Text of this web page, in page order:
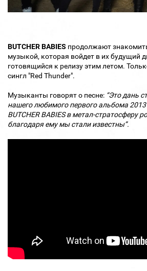
BUTCHER BABIES продолжают
музыкой, которая войдет в их будущий
готовящийся к релизу этим летом.
сингл "Red Thunder".
Музыканты говорят о песне: “Это дань
нашего любимого первого альбома
BUTCHER BABIES в метал-стратосферу
благодаря ему мы стали известны”.